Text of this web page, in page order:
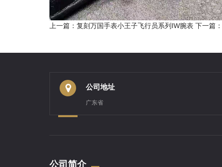
上一篇：复刻万国手表小王子飞行员系列IW腕表 下一篇
公司地址
广东省
公司简介